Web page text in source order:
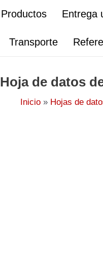
Productos Entrega
Transporte
Hoja de datos
Inicio Hojas de